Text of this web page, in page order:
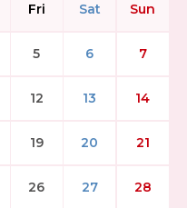
Fri Sat Sun
5 6 7
12 13 14
19 20 21
26 27 28